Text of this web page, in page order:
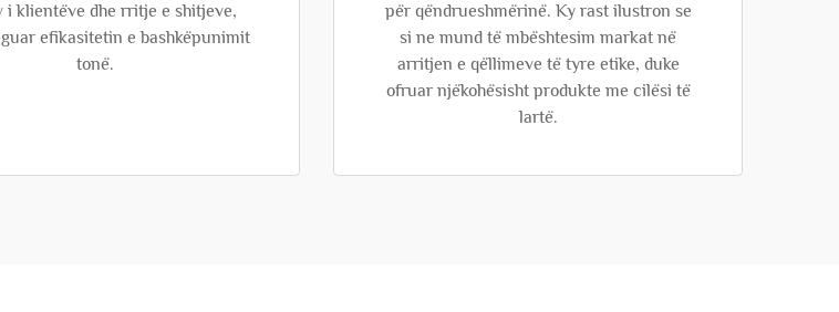
i klientëve dhe rritje e shitjeve,
efikasitetin e bashkëpunimit
tonë.
për qëndrueshmërinë. Ky rast ilustron se
si ne mund të mbështesim markat në
arritjen e qëllimeve të tyre etike, duke
ofruar njëkohësisht produkte me cilësi të
lartë.